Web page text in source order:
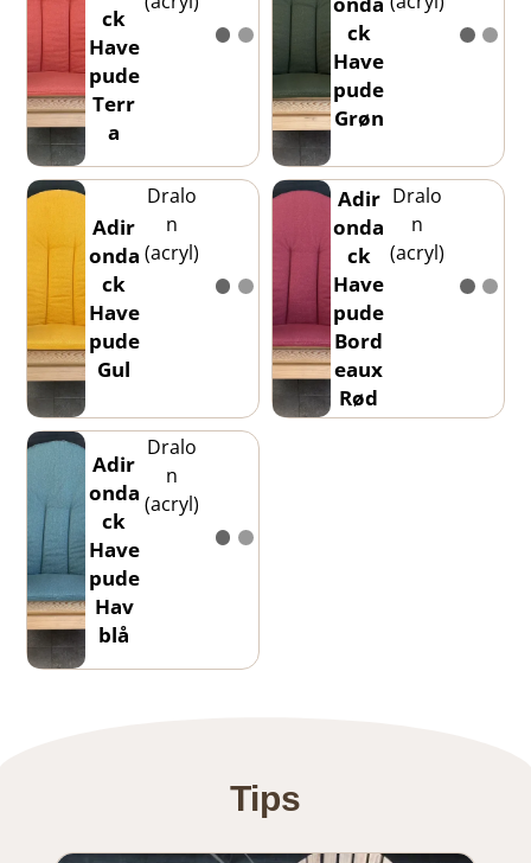
ck
Have
pude
Terr
a
ck
Have
pude
Grøn
Adir
onda
ck
Have
pude
Gul
Dralo
n
(acryl)
Adir
onda
ck
Have
pude
Bord
eaux
Rød
Dralo
n
(acryl)
Adir
onda
ck
Have
pude
Hav
blå
Dralo
n
(acryl)
Tips